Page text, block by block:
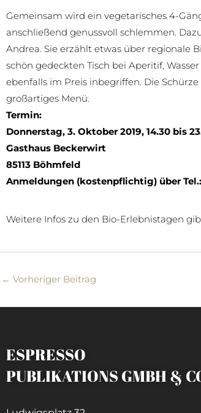
Gemeinsam wird ein vegetarisches 4-
anschließend genussvoll schlemmen.
Andrea. Sie erzählt etwas über regionale
schön gedeckten Tisch bei Aperitif,
ebenfalls im Preis inbegriffen. Die
großartiges Menü.
Termin:
Donnerstag, 3. Oktober 2019, 14.30 bis
Gasthaus Beckerwirt
85113 Böhmfeld
Anmeldungen (kostenpflichtig) über
Weitere Infos zu den Bio-Erlebnistagen
← Vorheriger Beitrag
ESPRESSO
PUBLIKATIONS GMBH &